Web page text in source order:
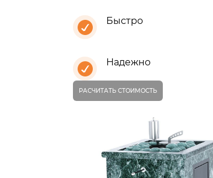
Быстро
Надежно
РАСЧИТАТЬ СТОИМОСТЬ